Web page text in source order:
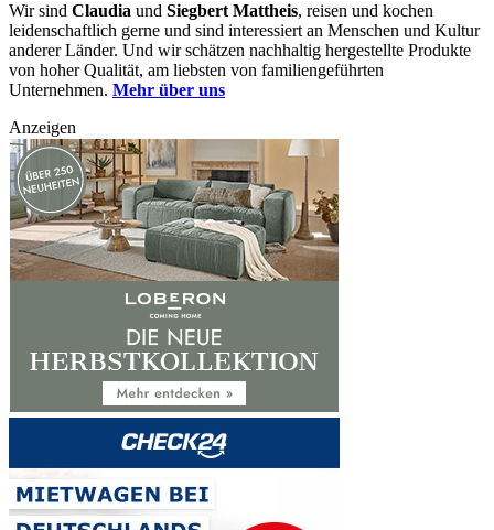
Wir sind Claudia und Siegbert Mattheis, reisen und kochen
leidenschaftlich gerne und sind interessiert an Menschen und Kultur
anderer Länder. Und wir schätzen nachhaltig hergestellte Produkte
von hoher Qualität, am liebsten von familiengeführten
Unternehmen. Mehr über uns
Anzeigen